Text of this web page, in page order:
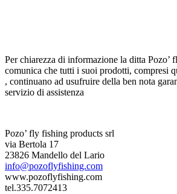
Per chiarezza di informazione la ditta Pozo’
comunica che tutti i suoi prodotti, compresi
, continuano ad usufruire della ben nota
servizio di assistenza
Pozo’ fly fishing products srl
via Bertola 17
23826 Mandello del Lario
info@pozoflyfishing.com
www.pozoflyfishing.com
tel.335.7072413